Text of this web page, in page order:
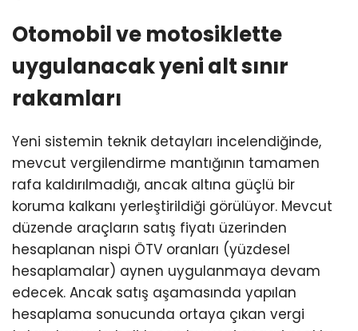
Otomobil ve motosiklette
uygulanacak yeni alt sınır
rakamları
Yeni sistemin teknik detayları incelendiğinde,
mevcut vergilendirme mantığının tamamen
rafa kaldırılmadığı, ancak altına güçlü bir
koruma kalkanı yerleştirildiği görülüyor. Mevcut
düzende araçların satış fiyatı üzerinden
hesaplanan nispi ÖTV oranları (yüzdesel
hesaplamalar) aynen uygulanmaya devam
edecek. Ancak satış aşamasında yapılan
hesaplama sonucunda ortaya çıkan vergi